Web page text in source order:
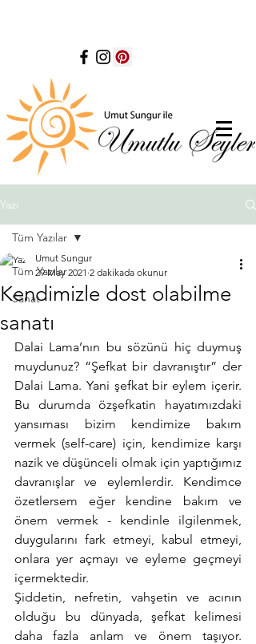
Yazı
Tüm Yazılar
Sanat
Tüm Yazılar
Kendimizle dost olabilme
sanatı
Umut Sungur
29 May 2021 2 dakikada okunur
Dalai Lama’nın bu sözünü hiç duymuş
muydunuz? “Şefkat bir davranıştır” der
Dalai Lama. Yani şefkat bir eylem içerir.
Bu durumda özşefkatin hayatımızdaki
yansıması bizim kendimize bakım
vermek (self-care) için, kendimize karşı
nazik ve düşünceli olmak için yaptığımız
davranışlar ve eylemlerdir. Kendimce
özetlersem eğer kendine bakım ve
önem vermek - kendinle ilgilenmek,
duygularını fark etmeyi, kabul etmeyi,
onlara yer açmayı ve eyleme geçmeyi
içermektedir.
Şiddetin, nefretin, vahşetin ve acının
olduğu bu dünyada, şefkat kelimesi
daha fazla anlam ve önem taşıyor.